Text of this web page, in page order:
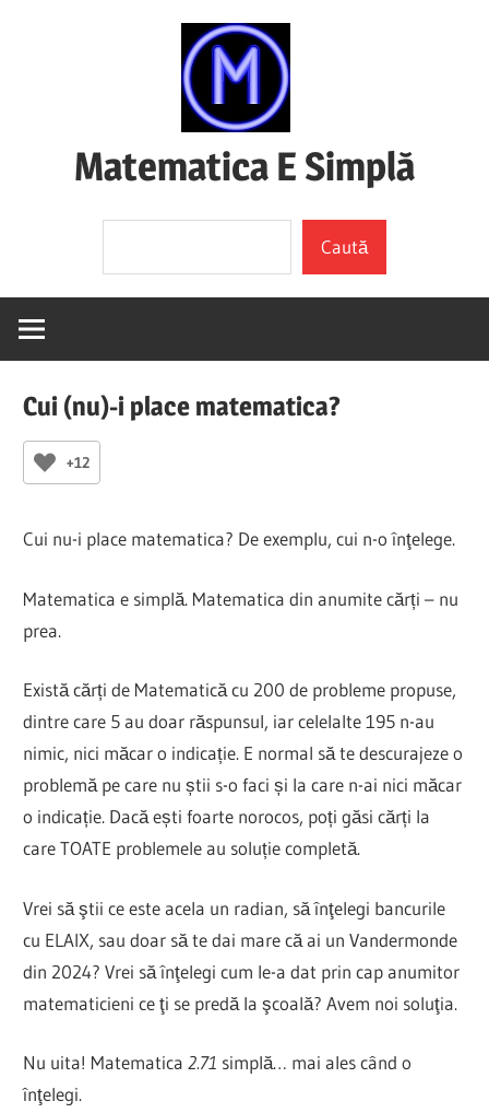
Matematica E Simplă
înțelegi)
Caută
Cui (nu)-i place matematica?
+12
Cui nu-i place matematica? De exemplu, cui n-o înţelege.
Matematica e simplă. Matematica din anumite cărți – nu
prea.
Există cărți de Matematică cu 200 de probleme propuse,
dintre care 5 au doar răspunsul, iar celelalte 195 n-au
nimic, nici măcar o indicație. E normal să te descurajeze o
problemă pe care nu știi s-o faci și la care n-ai nici măcar
o indicație. Dacă ești foarte norocos, poți găsi cărți la
care TOATE problemele au soluție completă.
Vrei să ştii ce este acela un radian, să înţelegi bancurile
cu ELAIX, sau doar să te dai mare că ai un Vandermonde
din 2024? Vrei să înţelegi cum le-a dat prin cap anumitor
matematicieni ce ţi se predă la şcoală? Avem noi soluţia.
Nu uita! Matematica2.71 simplă… mai ales când o
înţelegi.